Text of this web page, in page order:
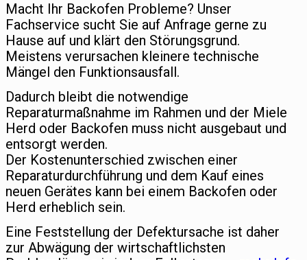
Macht Ihr Backofen Probleme? Unser
Fachservice sucht Sie auf Anfrage gerne zu
Hause auf und klärt den Störungsgrund.
Meistens verursachen kleinere technische
Mängel den Funktionsausfall.
Dadurch bleibt die notwendige
Reparaturmaßnahme im Rahmen und der Miele
Herd oder Backofen muss nicht ausgebaut und
entsorgt werden.
Der Kostenunterschied zwischen einer
Reparaturdurchführung und dem Kauf eines
neuen Gerätes kann bei einem Backofen oder
Herd erheblich sein.
Eine Feststellung der Defektursache ist daher
zur Abwägung der wirtschaftlichsten